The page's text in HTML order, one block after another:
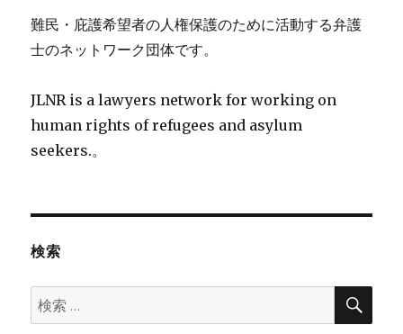
難民・庇護希望者の人権保護のために活動する弁護
士のネットワーク団体です。
JLNR is a lawyers network for working on
human rights of refugees and asylum
seekers.。
検索
検
索:
検